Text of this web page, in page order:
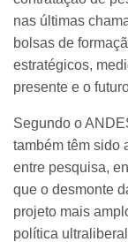
nas últimas
bolsas de
estratégicos,
presente e o
Segundo o
também têm sido
entre pesquisa,
que o desmonte
projeto mais
política